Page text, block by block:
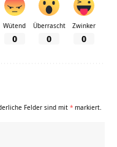
Wütend
0
Überrascht
0
Zwinker
0
Felder sind mit * markiert.